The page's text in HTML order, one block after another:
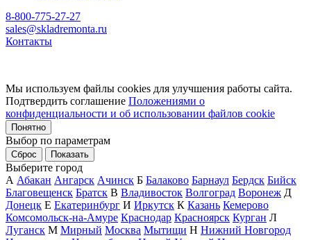
8-800-775-27-27
sales@skladremonta.ru
Контакты
Мы используем файлы cookies для улучшения работы сайта.
Подтвердить соглашение Положениями о
конфиденциальности и об использовании файлов cookie
Понятно
Выбор по параметрам
Сброс Показать
Выберите город
А Абакан Ангарск Ачинск Б Балаково Барнаул Бердск Бийск
Благовещенск Братск В Владивосток Волгоград Воронеж Д
Донецк Е Екатеринбург И Иркутск К Казань Кемерово
Комсомольск-на-Амуре Краснодар Красноярск Курган Л
Луганск М Мирный Москва Мытищи Н Нижний Новгород